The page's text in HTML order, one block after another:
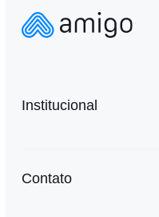
Institucional
Contato